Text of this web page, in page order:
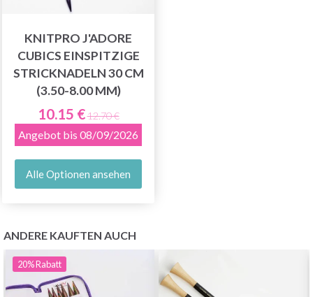
KNITPRO J'ADORE
CUBICS EINSPITZIGE
STRICKNADELN 30 CM
(3.50-8.00 MM)
10.15 €12.70 €
Angebot bis 08/09/2026
Alle Optionen ansehen
ANDERE KAUFTEN AUCH
20%Rabatt